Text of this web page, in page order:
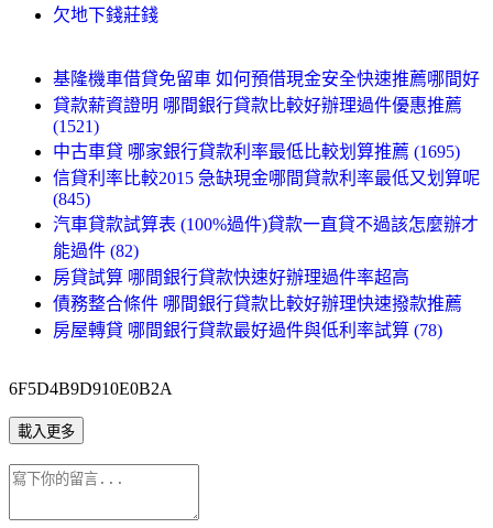
欠地下錢莊錢
基隆機車借貸免留車 如何預借現金安全快速推薦哪間好
貸款薪資證明 哪間銀行貸款比較好辦理過件優惠推薦
(1521)
中古車貸 哪家銀行貸款利率最低比較划算推薦 (1695)
信貸利率比較2015 急缺現金哪間貸款利率最低又划算呢
(845)
汽車貸款試算表 (100%過件)貸款一直貸不過該怎麼辦才
能過件 (82)
房貸試算 哪間銀行貸款快速好辦理過件率超高
債務整合條件 哪間銀行貸款比較好辦理快速撥款推薦
房屋轉貸 哪間銀行貸款最好過件與低利率試算 (78)
6F5D4B9D910E0B2A
載入更多